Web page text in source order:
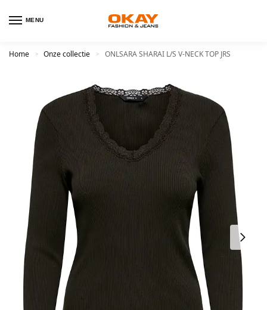
MENU
Home > Onze collectie > ONLSARA SHARAI L/S V-NECK TOP JRS